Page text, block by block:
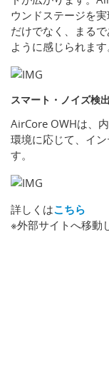
ウンドステージを
だけでなく、まる
ように感じられます
スマート・ノイズ検出
AirCore OWHは、
環境に応じて、イ
す。
詳しくはこちら
※外部サイトへ移動